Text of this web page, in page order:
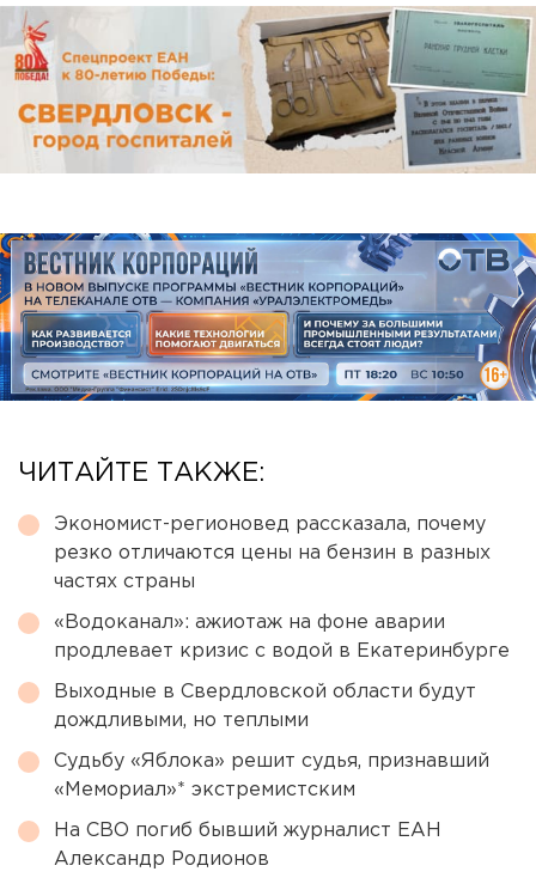
ЧИТАЙТЕ ТАКЖЕ:
Экономист-регионовед рассказала, почему
резко отличаются цены на бензин в разных
частях страны
«Водоканал»: ажиотаж на фоне аварии
продлевает кризис с водой в Екатеринбурге
Выходные в Свердловской области будут
дождливыми, но теплыми
Судьбу «Яблока» решит судья, признавший
«Мемориал»* экстремистским
На СВО погиб бывший журналист ЕАН
Александр Родионов